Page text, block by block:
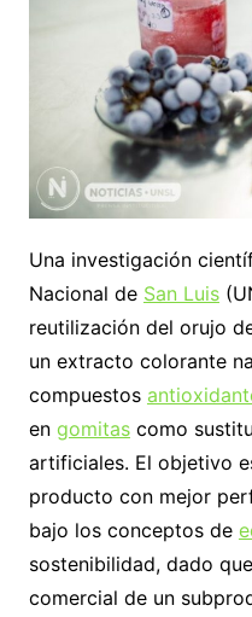
Una investigación
Nacional de San Luis
reutilización del orujo
un extracto colorante
compuestos
en gomitascomo
artificiales. El objetivo
producto con mejor
bajo los conceptos de
sostenibilidad, dado
comercial de un